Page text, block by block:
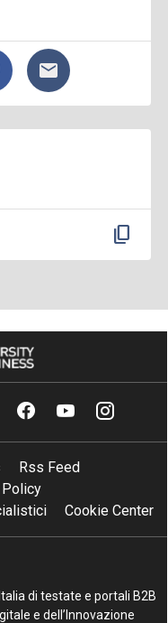
content_copy
Rss Feed
Policy
Cookie Center
di testate e portali B2B
e dell’Innovazione